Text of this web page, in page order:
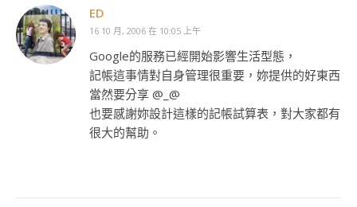
ED
16 10 月, 2006 在 10:05 上午
Google的服務已經開始影響生活型態，
記帳這事情對自身管理很重要，妳提供的好東西
當然要分享 @_@
也要感謝妳設計這樣的記帳試算表，對大家都有
很大的幫助。